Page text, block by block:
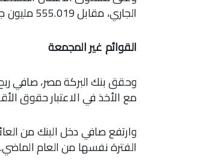
الجاري، مقابل 555.019 مليون جنيه في الربع الأول من 2024.
القوائم غير المجمعة
مع الأخذ في الاعتبار حقوق
الفترة نفسها من العام الماضي.